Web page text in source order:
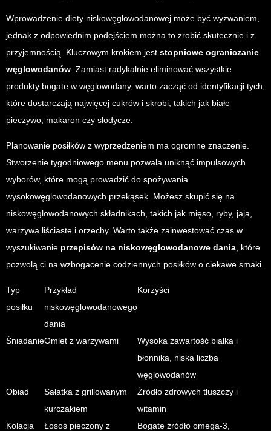
Wprowadzenie diety niskowęglowodanowej może być wyzwaniem,
jednak z odpowiednim podejściem można to zrobić skutecznie i z
przyjemnością. Kluczowym krokiem jest stopniowe ograniczanie
węglowodanów . Zamiast radykalnie eliminować wszystkie
produkty bogate w węglowodany, warto zacząć od identyfikacji tych,
które dostarczają najwięcej cukrów i skrobi, takich jak białe
pieczywo, makaron czy słodycze.
Planowanie posiłków z wyprzedzeniem ma ogromne znaczenie.
Stworzenie tygodniowego menu pozwala uniknąć impulsowych
wyborów, które mogą prowadzić do spożywania
wysokowęglowodanowych przekąsek. Możesz skupić się na
niskowęglowodanowych składnikach, takich jak mięso, ryby, jaja,
warzywa liściaste i orzechy. Warto także zainwestować czas w
wyszukiwanie przepisów na niskowęglowodanowe dania , które
pozwolą ci na wzbogacenie codziennych posiłków o ciekawe smaki.
Typ
posiłku
Przykład
niskowęglowodanowego
dania
Korzyści
ŚniadanieOmlet z warzywami
Wysoka zawartość białka i
błonnika, niska liczba
węglowodanów
Obiad
Sałatka z grillowanym
kurczakiem
Źródło zdrowych tłuszczy i
witamin
Kolacja
Łosoś pieczony z
Bogate źródło omega-3,